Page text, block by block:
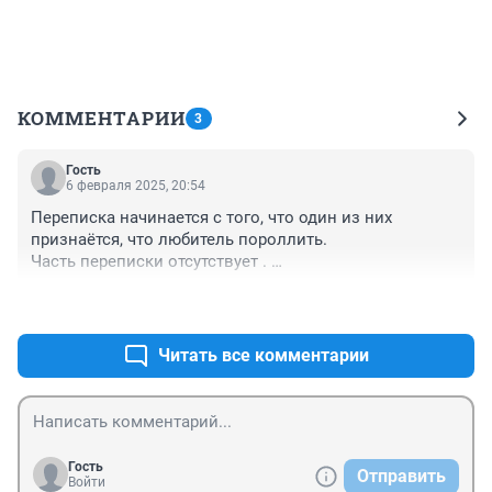
КОММЕНТАРИИ 3
Гость
6 февраля 2025, 20:54
Переписка начинается с того, что один из них
признаётся, что любитель пороллить.
Часть переписки отсутствует .
Читать все комментарии
Гость
Войти
Отправить